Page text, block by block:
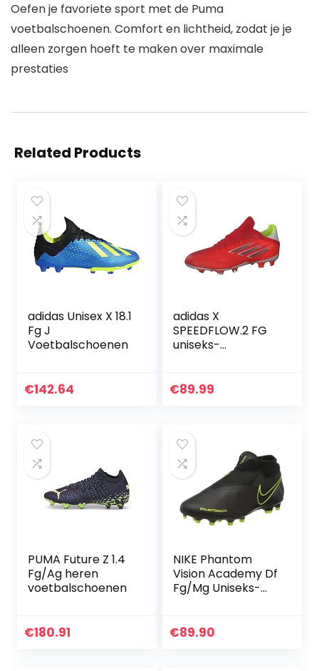
Oefen je favoriete sport met de Puma
voetbalschoenen. Comfort en lichtheid, zodat je je
alleen zorgen hoeft te maken over maximale
prestaties
Related Products
adidas Unisex X 18.1
Fg J
Voetbalschoenen
€142.64
adidas X
SPEEDFLOW.2 FG
uniseks-
€89.99
PUMA Future Z 1.4
Fg/Ag heren
voetbalschoenen
€180.91
NIKE Phantom
Vision Academy Df
Fg/Mg Uniseks-
€89.90